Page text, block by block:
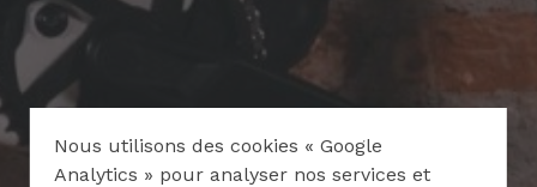
Nous utilisons des cookies « Google
Analytics » pour analyser nos services et